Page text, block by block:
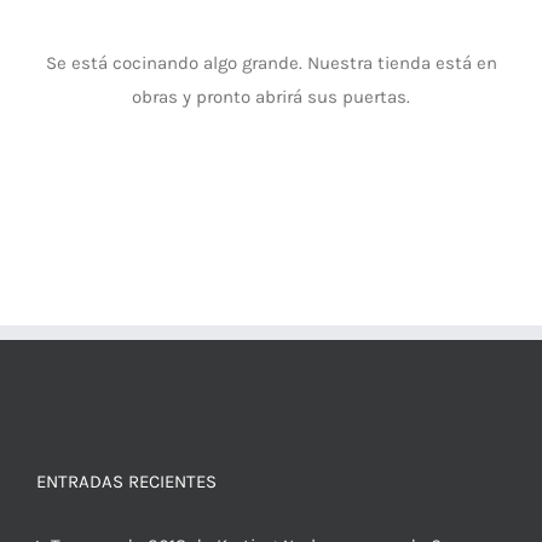
Se está cocinando algo grande. Nuestra tienda está en
obras y pronto abrirá sus puertas.
ENTRADAS RECIENTES